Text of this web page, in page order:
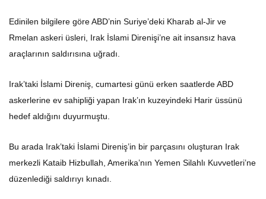
Edinilen bilgilere göre ABD’nin Suriye’deki Kharab al-Jir ve
Rmelan askeri üsleri, Irak İslami Direnişi’ne ait insansız hava
araçlarının saldırısına uğradı.
Irak’taki İslami Direniş, cumartesi günü erken saatlerde ABD
askerlerine ev sahipliği yapan Irak’ın kuzeyindeki Harir üssünü
hedef aldığını duyurmuştu.
Bu arada Irak’taki İslami Direniş’in bir parçasını oluşturan Irak
merkezli Kataib Hizbullah, Amerika’nın Yemen Silahlı Kuvvetleri’ne
düzenlediği saldırıyı kınadı.